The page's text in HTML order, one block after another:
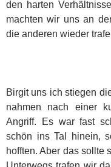
den harten
machten wir uns an
die anderen wieder
Birgit uns ich stiegen
nahmen nach einer
Angriff. Es war fast
schön ins Tal hinein,
hofften. Aber das sollte